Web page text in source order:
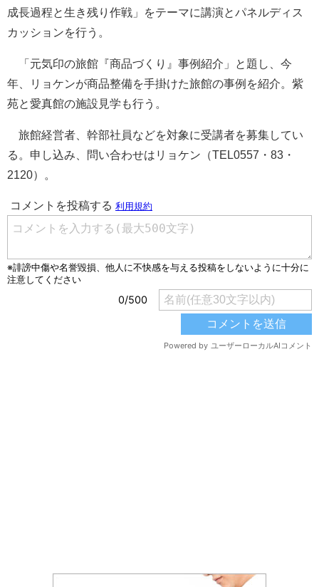
成長過程と生き残り作戦」をテーマに講演とパネルディス
カッションを行う。
「元気印の旅館『商品づくり』事例紹介」と題し、今
年、リョケンが商品整備を手掛けた旅館の事例を紹介。紫
苑と愛真館の施設見学も行う。
旅館経営者、幹部社員などを対象に受講者を募集してい
る。申し込み、問い合わせはリョケン（TEL0557・83・
2120）。